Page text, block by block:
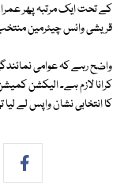
کے تحت ایک مرتبہ پھر
قریشی وائس چیئرمین
واضح رہے کہ عوامی
کرانا لازم ہے۔ الیکشن
کا انتخابی نشان واپس لے لیا